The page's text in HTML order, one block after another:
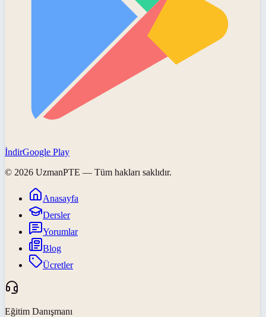
İndirGoogle Play
© 2026 UzmanPTE — Tüm hakları saklıdır.
Anasayfa
Dersler
Yorumlar
Blog
Ücretler
Eğitim Danışmanı